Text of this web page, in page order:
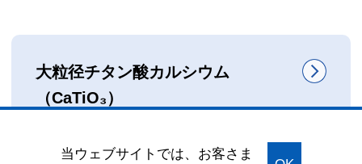
大粒径チタン酸カルシウム
（CaTiO₃）
増粘抑制可能な高誘電フィラー用大粒径 チタ
当ウェブサイトでは、お客さま